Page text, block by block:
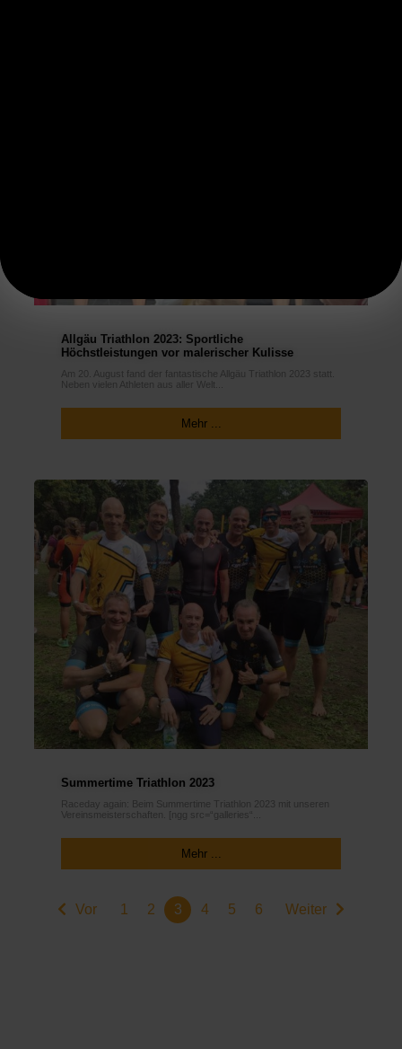
Allgäu Triathlon 2023: Sportliche
Höchstleistungen vor malerischer Kulisse
Am 20. August fand der fantastische Allgäu Triathlon 2023 statt.
Neben vielen Athleten aus aller Welt...
Mehr ...
Summertime Triathlon 2023
Raceday again: Beim Summertime Triathlon 2023 mit unseren
Vereinsmeisterschaften. [ngg src=“galleries“...
Mehr ...
Vor 1 2 3 4 5 6 Weiter